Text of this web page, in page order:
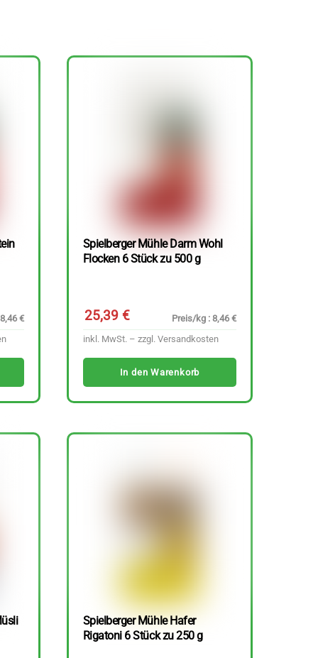
€
Spielberger Mühle Darm Wohl
Flocken 6 Stück zu 500 g
25,39€
Preis/kg : 8,46 €
inkl. MwSt. – zzgl. Versandkosten
In den Warenkorb
Spielberger Mühle Hafer
Rigatoni 6 Stück zu 250 g